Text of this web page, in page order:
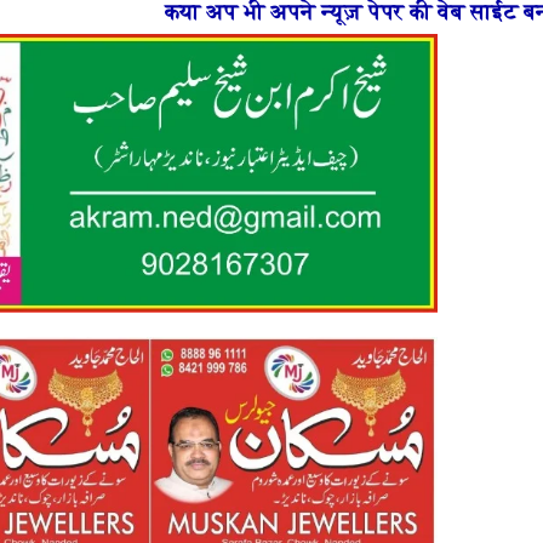
भी अपने न्यूज़ पेपर की वेब साईट बनाना चाहते है या फिर